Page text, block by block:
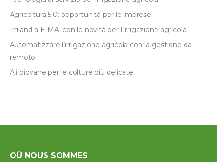
Agricoltura 5.0: opportunità per le imprese
Irriland a EIMA, con le novità per l’irrigazione agricola
Automatizzare l’irrigazione agricola con la gestione da
remoto
Ali piovane per le colture più delicate
OÙ NOUS SOMMES